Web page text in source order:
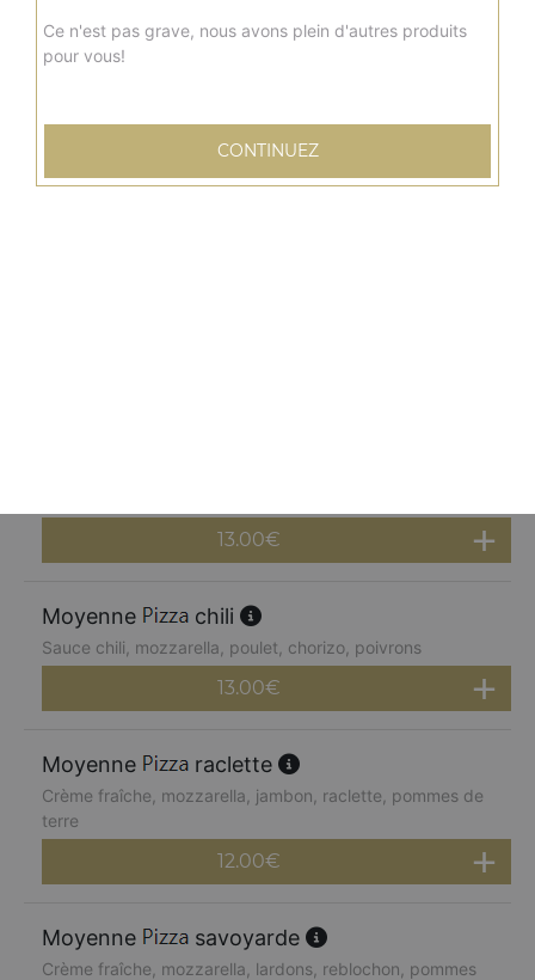
Sauce tomate, mozzarella, poulet, curry, poivrons,
13.00€
13.00€
Moyenne chili
Sauce chili, mozzarella, poulet, chorizo, poivrons
13.00€
Moyenne raclette
Crème fraîche, mozzarella, jambon, raclette, pommes de
terre
12.00€
Moyenne savoyarde
Crème fraîche, mozzarella, lardons, reblochon, pommes
Ce n'est pas grave, nous avons plein d'autres produits
pour vous!
CONTINUEZ